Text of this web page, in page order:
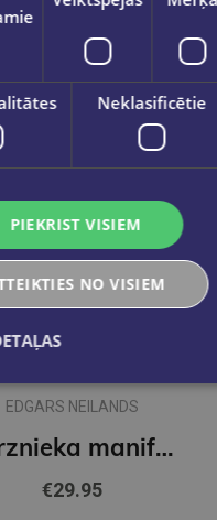
EDGARS NEILANDS
Dārznieka manifests
€29.95
Neklasificētie
PIEKRIST VISIEM
NO VISIEM